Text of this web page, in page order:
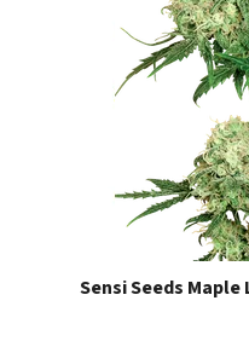
Sensi Seeds